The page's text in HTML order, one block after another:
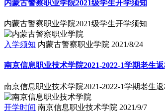
内蒙古警察职业学院2021级学生开学须知
内蒙古警察职业学院2021级学生开学须知
入学须知 内蒙古警察职业学院 2021/8/24
南京信息职业技术学院2021-2022-1学期老生
南京信息职业技术学院2021-2022-1学期老生
开学时间 南京信息职业技术学院 2021/9/7